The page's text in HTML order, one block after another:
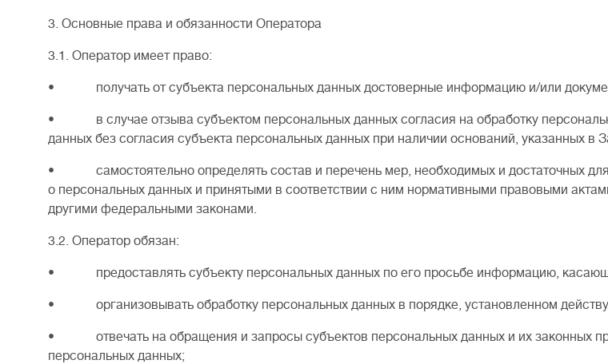
3. Основные права и обязанности Оператора
3.1. Оператор имеет право:
• получать от субъекта персональных данных достоверные информацию и/или
• в случае отзыва субъектом персональных данных согласия на обработку
данных без согласия субъекта персональных данных при наличии оснований, указанных в
• самостоятельно определять состав и перечень мер, необходимых и достаточных
о персональных данных и принятыми в соответствии с ним нормативными правовыми
другими федеральными законами.
3.2. Оператор обязан:
• предоставлять субъекту персональных данных по его просьбе информацию,
• организовывать обработку персональных данных в порядке, установленном
• отвечать на обращения и запросы субъектов персональных данных и их законных
персональных данных;